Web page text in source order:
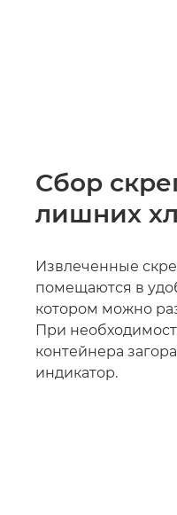
Сбор
лишних
Извлеченные
помещаются в
котором можно
При
контейнера
индикатор.